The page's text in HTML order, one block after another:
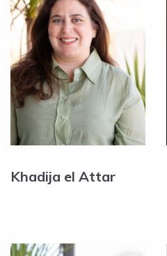
Khadija el Attar